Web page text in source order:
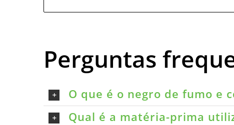
Perguntas
O que é o negro de fumo e
Qual é a matéria-prima